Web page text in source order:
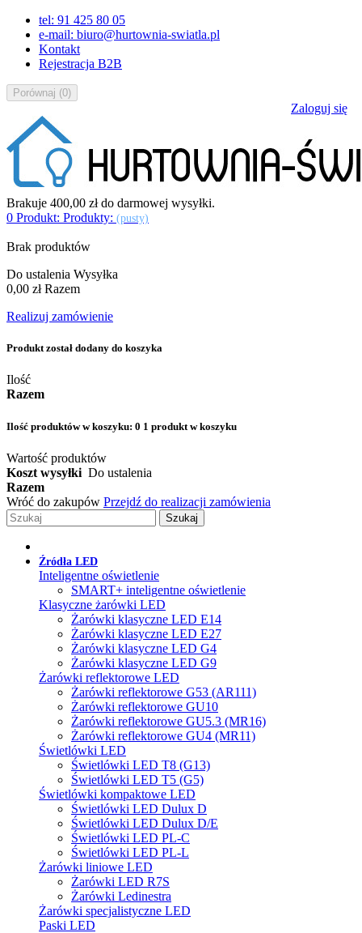
tel: 91 425 80 05
e-mail: biuro@hurtownia-swiatla.pl
Kontakt
Rejestracja B2B
Porównaj (0)
Zaloguj się
Brakuje 400,00 złdo darmowej wysyłki.
0 Produkt: Produkty: (pusty)
Brak produktów
Do ustalenia Wysyłka
0,00 zł Razem
Realizuj zamówienie
Produkt został dodany do koszyka
Ilość
Razem
Ilość produktów w koszyku: 0 1 produkt w koszyku
Wartość produktów
Koszt wysyłki Do ustalenia
Razem
Wróć do zakupów Przejdź do realizacji zamówienia
Szukaj
Źródła LED
Inteligentne oświetlenie
SMART+ inteligentne oświetlenie
Klasyczne żarówki LED
Żarówki klasyczne LED E14
Żarówki klasyczne LED E27
Żarówki klasyczne LED G4
Żarówki klasyczne LED G9
Żarówki reflektorowe LED
Żarówki reflektorowe G53 (AR111)
Żarówki reflektorowe GU10
Żarówki reflektorowe GU5.3 (MR16)
Żarówki reflektorowe GU4 (MR11)
Świetlówki LED
Świetlówki LED T8 (G13)
Świetlówki LED T5 (G5)
Świetlówki kompaktowe LED
Świetlówki LED Dulux D
Świetlówki LED Dulux D/E
Świetlówki LED PL-C
Świetlówki LED PL-L
Żarówki liniowe LED
Żarówki LED R7S
Żarówki Ledinestra
Żarówki specjalistyczne LED
Paski LED